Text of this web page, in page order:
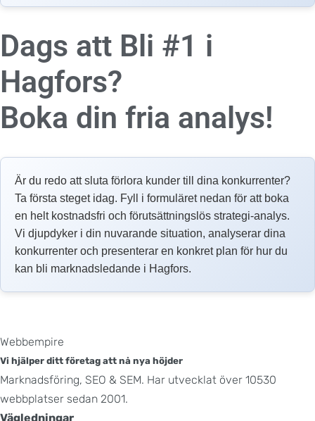
Dags att Bli #1 i
Hagfors?
Boka din fria analys!
Är du redo att sluta förlora kunder till dina konkurrenter?
Ta första steget idag. Fyll i formuläret nedan för att boka
en helt kostnadsfri och förutsättningslös strategi-analys.
Vi djupdyker i din nuvarande situation, analyserar dina
konkurrenter och presenterar en konkret plan för hur du
kan bli marknadsledande i Hagfors.
Webbempire
Vi hjälper ditt företag att nå nya höjder
Marknadsföring, SEO & SEM. Har utvecklat över 10530
webbplatser sedan 2001.
Vägledningar